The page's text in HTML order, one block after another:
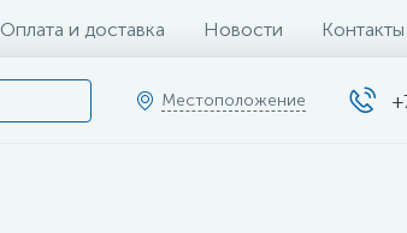
Оплата и доставка Новости Контакты
Местоположение